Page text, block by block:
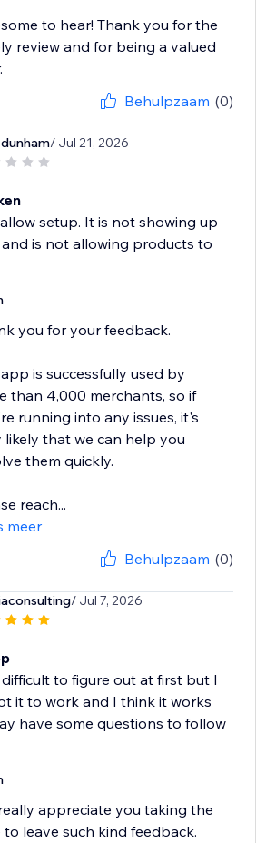
to hear! Thank you for the
review and for being a valued
Behulpzaam (0)
/ Jul 21, 2026
setup. It is not showing up
is not allowing products to
you for your feedback.
is successfully used by
than 4,000 merchants, so if
running into any issues, it's
likely that we can help you
them quickly.
reach...
meer
Behulpzaam (0)
/ Jul 7, 2026
to figure out at first but I
it to work and I think it works
have some questions to follow
appreciate you taking the
to leave such kind feedback.